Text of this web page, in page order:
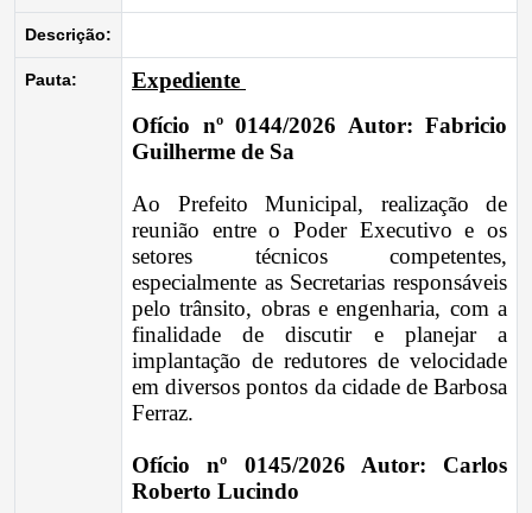
Descrição:
Pauta:
Expediente
Ofício nº 0144/2026 Autor: Fabricio
Guilherme de Sa
Ao Prefeito Municipal, realização de
reunião entre o Poder Executivo e os
setores técnicos competentes,
especialmente as Secretarias responsáveis
pelo trânsito, obras e engenharia, com a
finalidade de discutir e planejar a
implantação de redutores de velocidade
em diversos pontos da cidade de Barbosa
Ferraz.
Ofício nº 0145/2026 Autor: Carlos
Roberto Lucindo